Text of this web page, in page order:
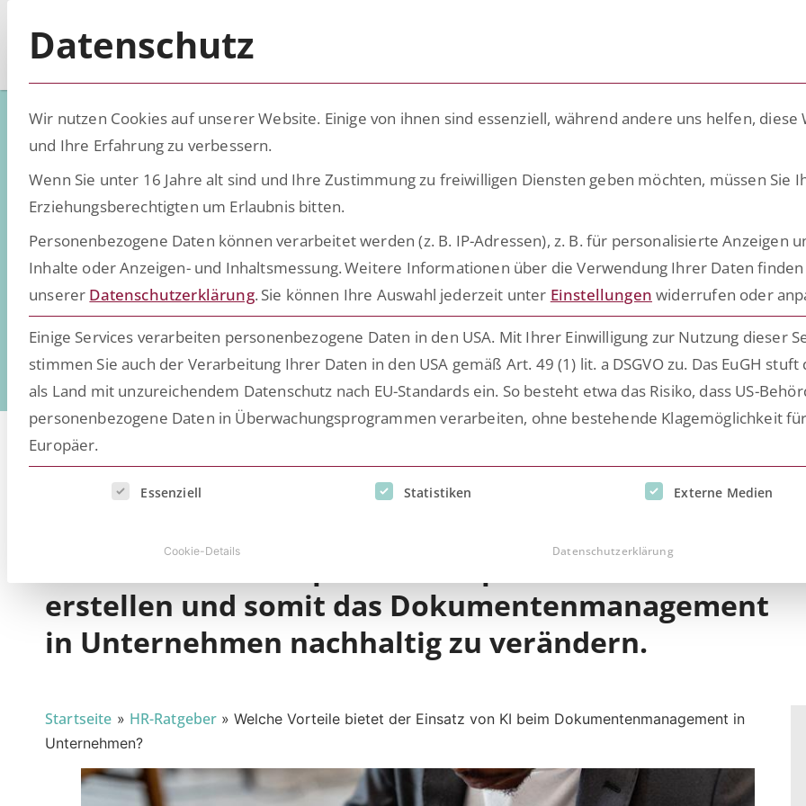
Welche Vorteile bietet der
KI beim
Unternehmen?
Potenzial, um komplexe, fachspezifische Texte zu
erstellen und somit das Dokumentenmanagement
in Unternehmen nachhaltig zu verändern.
Startseite » HR-Ratgeber »Welche Vorteile bietet der Einsatz von KI beim Dokumentenmanagement in
Unternehmen?
Datenschutz
Wir nutzen Cookies auf unserer Website. Einige von ihnen sind essenziell, während andere uns helfen, diese
und Ihre Erfahrung zu verbessern.
Wenn Sie unter 16 Jahre alt sind und Ihre Zustimmung zu freiwilligen Diensten geben möchten, müssen Sie
Erziehungsberechtigten um Erlaubnis bitten.
Personenbezogene Daten können verarbeitet werden (z. B. IP-Adressen), z. B. für personalisierte Anzeigen
Inhalte oder Anzeigen- und Inhaltsmessung.Weitere Informationen über die Verwendung Ihrer Daten finden
unserer Datenschutzerklärung. Sie können Ihre Auswahl jederzeit unter Einstellungen widerrufen oder
Einige Services verarbeiten personenbezogene Daten in den USA. Mit Ihrer Einwilligung zur Nutzung dieser
stimmen Sie auch der Verarbeitung Ihrer Daten in den USA gemäß Art. 49 (1) lit. a DSGVO zu. Das EuGH stuft
als Land mit unzureichendem Datenschutz nach EU-Standards ein. So besteht etwa das Risiko, dass US-
personenbezogene Daten in Überwachungsprogrammen verarbeiten, ohne bestehende Klagemöglichkeit für
Europäer.
Es folgt eine Liste der Service-Gruppen, für die eine Einwilligung erteilt werden kann. Die erste Service-Gruppe
Essenziell Statistiken Externe Medien
Cookie-Details Datenschutzerklärung